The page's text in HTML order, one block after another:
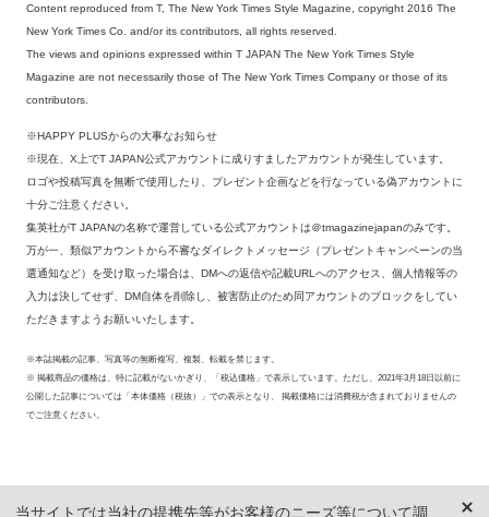
Content reproduced from T, The New York Times Style Magazine, copyright 2016 The
New York Times Co. and/or its contributors, all rights reserved.
The views and opinions expressed within T JAPAN The New York Times Style
Magazine are not necessarily those of The New York Times Company or those of its
contributors.
※HAPPY PLUSからの大事なお知らせ
※現在、X上でT JAPAN公式アカウントに成りすましたアカウントが発生しています。
ロゴや投稿写真を無断で使用したり、プレゼント企画などを行なっている偽アカウントに
十分ご注意ください。
集英社がT JAPANの名称で運営している公式アカウントは＠tmagazinejapanのみです。
万が一、類似アカウントから不審なダイレクトメッセージ（プレゼントキャンペーンの当
選通知など）を受け取った場合は、DMへの返信や記載URLへのアクセス、個人情報等の
入力は決してせず、DM自体を削除し、被害防止のため同アカウントのブロックをしてい
ただきますようお願いいたします。
※本誌掲載の記事、写真等の無断複写、複製、転載を禁じます。
※ 掲載商品の価格は、特に記載がないかぎり、「税込価格」で表示しています。ただし、2021年3月18日以前に
公開した記事については「本体価格（税抜）」での表示となり、 掲載価格には消費税が含まれておりませんの
でご注意ください。
当サイトでは当社の提携先等がお客様のニーズ等について調